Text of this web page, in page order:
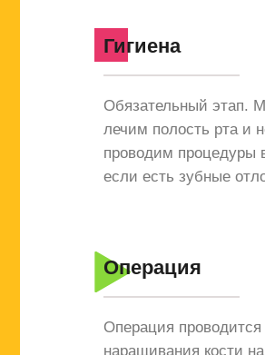
Обязательный этап.
лечим полость рта и
проводим процедуры
если есть зубные
Операция проводится
наращивания кости
Гигиена
Операция